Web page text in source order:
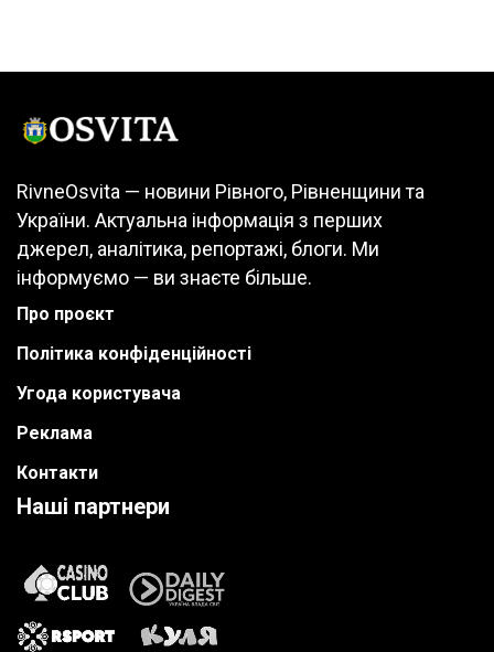
RivneOsvita — новини Рівного, Рівненщини та
України. Актуальна інформація з перших
джерел, аналітика, репортажі, блоги. Ми
інформуємо — ви знаєте більше.
Про проєкт
Політика конфіденційності
Угода користувача
Реклама
Контакти
Наші партнери